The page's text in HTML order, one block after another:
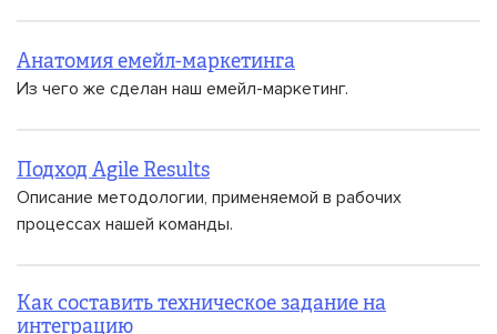
Анатомия емейл-маркетинга
Из чего же сделан наш емейл-маркетинг.
Подход Agile Results
Описание методологии, применяемой в рабочих
процессах нашей команды.
Как составить техническое задание на
интеграцию